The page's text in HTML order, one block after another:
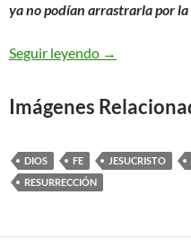
ya no podían arrastrarla por
Seguir leyendo Juan 21, 1-14
→
Imágenes
DIOS FE JESUCRISTO
RESURRECCIÓN